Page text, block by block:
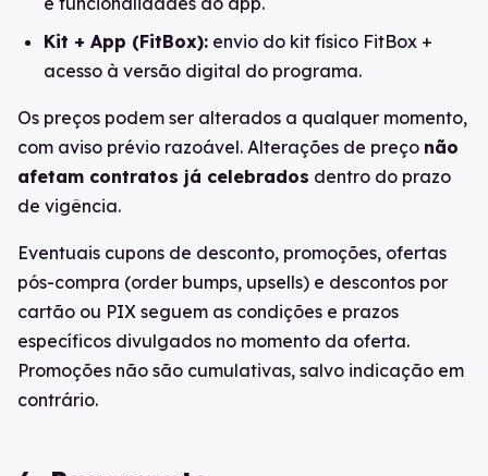
Kit + App (FitBox): envio do kit físico FitBox +
acesso à versão digital do programa.
Os preços podem ser alterados a qualquer momento,
com aviso prévio razoável. Alterações de preço não
afetam contratos já celebrados dentro do prazo
de vigência.
Eventuais cupons de desconto, promoções, ofertas
pós-compra (order bumps, upsells) e descontos por
cartão ou PIX seguem as condições e prazos
específicos divulgados no momento da oferta.
Promoções não são cumulativas, salvo indicação em
contrário.